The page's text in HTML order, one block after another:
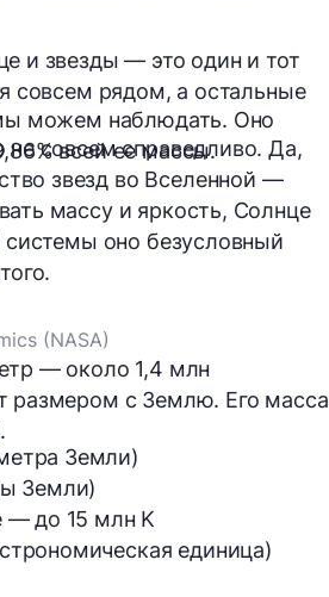
и звезды — это один и тот
совсем рядом, а остальные
можем наблюдать. Оно
всей ее массы.
совсем справедливо. Да,
звезд во Вселенной —
массу и яркость, Солнце
системы оно безусловный
(NASA)
— около 1,4 млн
размером с Землю. Его масса
Земли)
Земли)
— до 15 млн K
единица)